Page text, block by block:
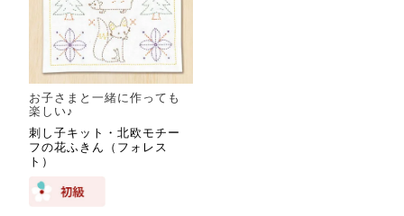
お子さまと一緒に作っても
楽しい♪
刺し子キット・北欧モチー
フの花ふきん（フォレス
ト）